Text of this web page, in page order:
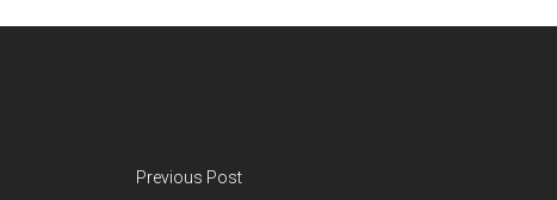
Previous Post